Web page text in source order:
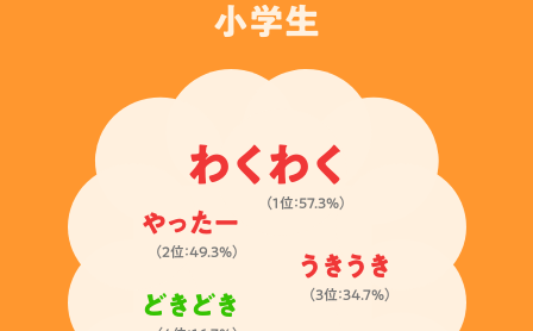
小学生
わくわく
（1位：57.3%）
やったー
（2位：49.3%）
うきうき
（3位：34.7%）
どきどき